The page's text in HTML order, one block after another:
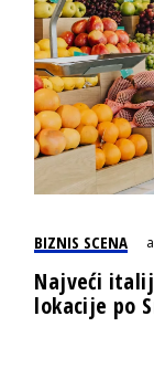
BIZNIS SCENA
Najveći
lokacije po